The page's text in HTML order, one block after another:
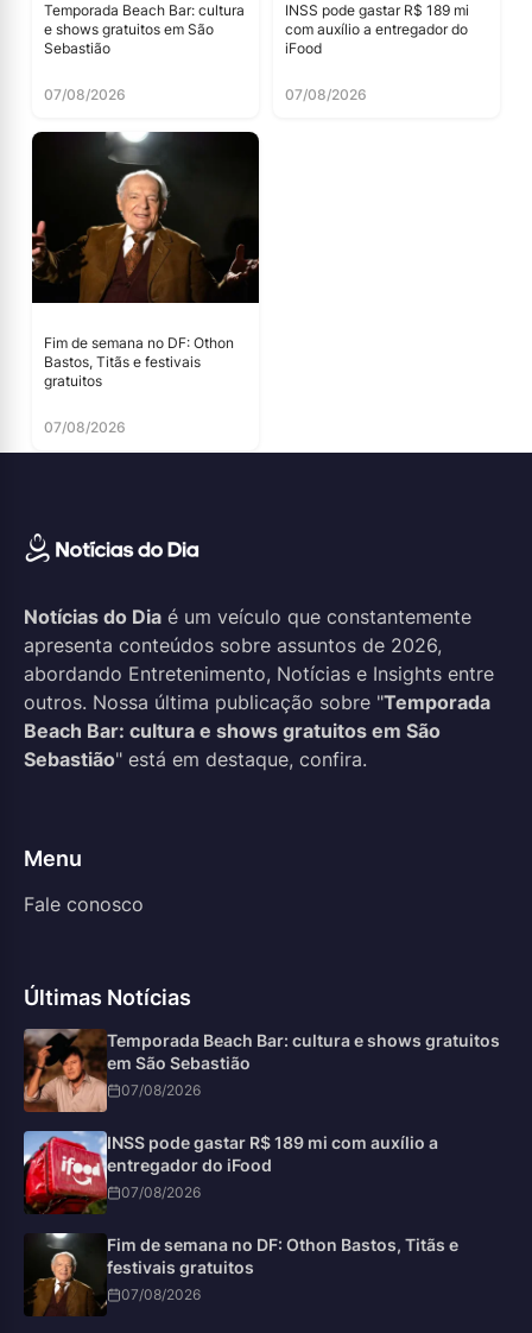
Temporada Beach Bar: cultura
e shows gratuitos em São
Sebastião
07/08/2026
INSS pode gastar R$ 189 mi
com auxílio a entregador do
iFood
07/08/2026
Fim de semana no DF: Othon
Bastos, Titãs e festivais
gratuitos
07/08/2026
Notícias do Dia é um veículo que constantemente
apresenta conteúdos sobre assuntos de 2026,
abordando Entretenimento, Notícias e Insights entre
outros. Nossa última publicação sobre "Temporada
Beach Bar: cultura e shows gratuitos em São
Sebastião" está em destaque, confira.
Menu
Fale conosco
Últimas Notícias
Temporada Beach Bar: cultura e shows gratuitos
em São Sebastião
07/08/2026
INSS pode gastar R$ 189 mi com auxílio a
entregador do iFood
07/08/2026
Fim de semana no DF: Othon Bastos, Titãs e
festivais gratuitos
07/08/2026